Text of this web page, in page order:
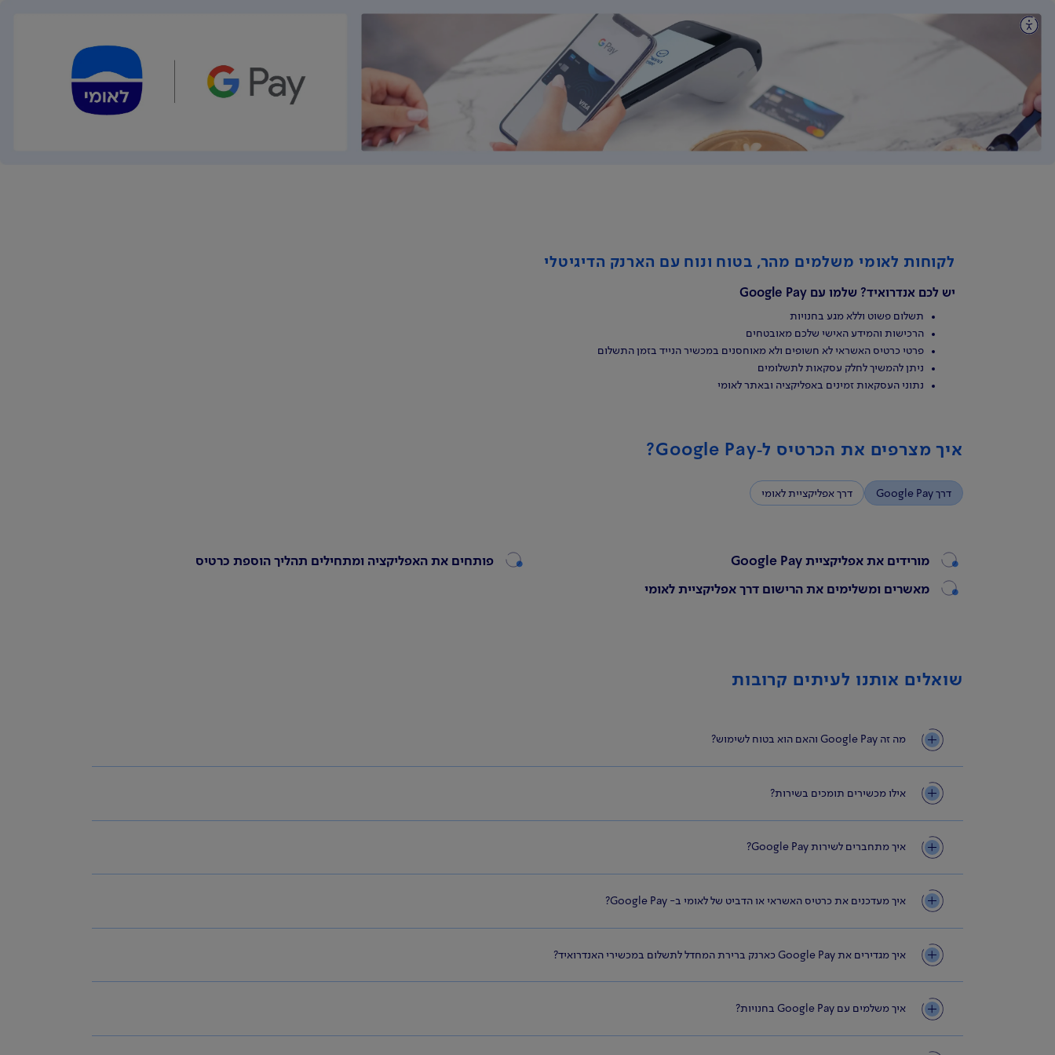
לקוחות לאומי משלמים מהר, בטוח ונוח עם הארנק הדיגיטלי
יש לכם אנדרואיד? שלמו עם Google Pay
תשלום פשוט וללא מגע בחנויות
הרכישות והמידע האישי שלכם מאובטחים
פרטי כרטיס האשראי לא חשופים ולא מאוחסנים במכשיר הנייד בזמן התשלום
ניתן להמשיך לחלק עסקאות לתשלומים
נתוני העסקאות זמינים באפליקציה ובאתר לאומי
איך מצרפים את הכרטיס ל‑Google Pay?
דרך Google Pay דרך אפליקציית לאומי
מורידים את אפליקציית Google Pay פותחים את האפליקציה ומתחילים תהליך הוספת כרטיס
מאשרים ומשלימים את הרישום דרך אפליקציית לאומי
שואלים אותנו לעיתים קרובות
מה זה Google Pay והאם הוא בטוח לשימוש?
אילו מכשירים תומכים בשירות?
איך מתחברים לשירות Google Pay?
איך מעדכנים את כרטיס האשראי או הדביט של לאומי ב- Google Pay?
איך מגדירים את Google Pay כארנק ברירת המחדל לתשלום במכשירי האנדרואיד?
איך משלמים עם Google Pay בחנויות?